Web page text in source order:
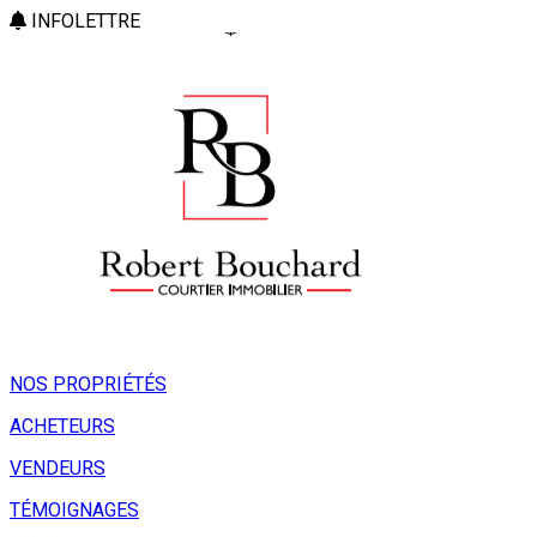
INFOLETTRE
NOS PROPRIÉTÉS
ACHETEURS
VENDEURS
TÉMOIGNAGES